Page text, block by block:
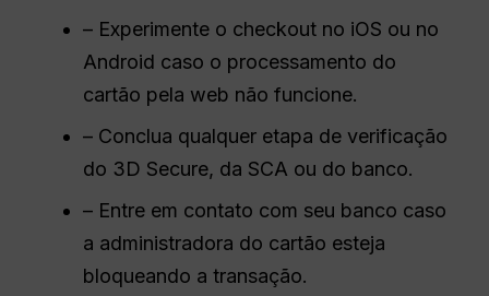
– Experimente o checkout no iOS ou no
Android caso o processamento do
cartão pela web não funcione.
– Conclua qualquer etapa de verificação
do 3D Secure, da SCA ou do banco.
– Entre em contato com seu banco caso
a administradora do cartão esteja
bloqueando a transação.